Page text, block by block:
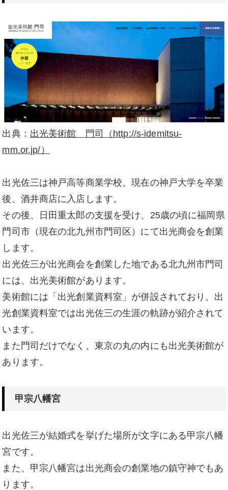
出典： 出光美術館 門司（http://s-idemitsu-
mm.or.jp/）
出光佐三は神戸高等商業学校、現在の神戸大学を卒業
後、酒井商店に入店します。
その後、日田重太郎の支援を受け、25歳の頃に福岡県
門司市（現在の北九州市門司区）にて出光商会を創業
します。
出光佐三が出光商会を創業した地である北九州市門司
には、出光美術館があります。
美術館には「出光創業資料室」が併設されており、出
光創業資料室では出光佐三の生涯の軌跡が紹介されて
います。
また門司だけでなく、東京の丸の内にも出光美術館が
あります。
甲宗八幡宮
出光佐三が結婚式を挙げた場所が文字にある甲宗八幡
宮です。
また、甲宗八幡宮は出光商会の創業地の鎮守神でもあ
ります。